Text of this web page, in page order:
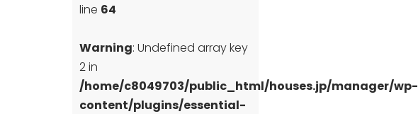
line 64
Warning: Undefined array key
2 in
/home/c8049703/public_html/houses.jp/manager/wp-
content/plugins/essential-